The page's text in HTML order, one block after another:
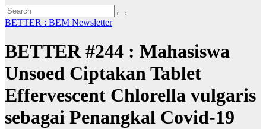
BETTER : BEM Newsletter
BETTER #244 : Mahasiswa
Unsoed Ciptakan Tablet
Effervescent Chlorella vulgaris
sebagai Penangkal Covid-19